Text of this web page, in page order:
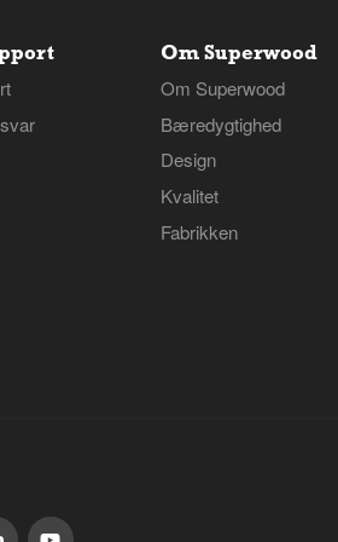
Om Superwood
Om Superwood
Bæredygtighed
Design
Kvalitet
Fabrikken